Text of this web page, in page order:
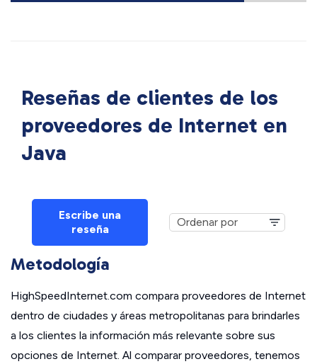
Reseñas de clientes de los
proveedores de Internet en
Java
Escribe una
reseña
Metodología
HighSpeedInternet.com compara proveedores de Internet
dentro de ciudades y áreas metropolitanas para brindarles
a los clientes la información más relevante sobre sus
opciones de Internet. Al comparar proveedores, tenemos